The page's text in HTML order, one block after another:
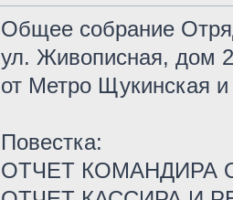
Общее собрание
ул. Живописная, дом
от Метро Щукинская
Повестка:
ОТЧЕТ КОМАНДИРА